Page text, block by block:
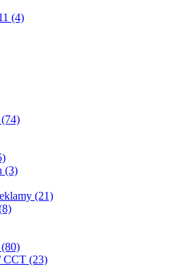
(4)
(3)
(21)
(80)
CCT (23)